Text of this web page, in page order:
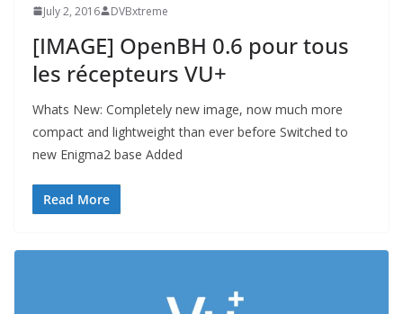
July 2, 2016 DVBxtreme
[IMAGE] OpenBH 0.6 pour tous
les récepteurs VU+
Whats New: Completely new image, now much more
compact and lightweight than ever before Switched to
new Enigma2 base Added
Read More